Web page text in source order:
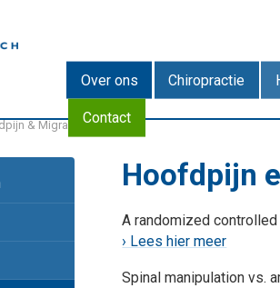
Over ons Chiropractie
Contact
& Migraine
Hoofdpijn
A randomized
› Lees hier meer
Spinal manipulation vs.